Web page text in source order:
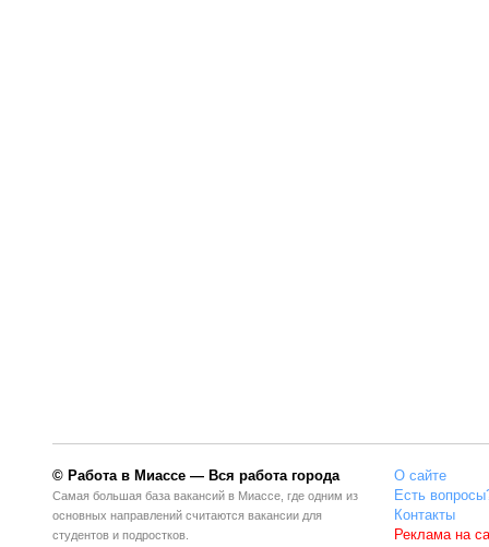
© Работа в Миассе — Вся работа города
Самая большая база вакансий в Миассе, где одним из
основных направлений считаются вакансии для
студентов и подростков.
О сайте
Есть
Контакты
Реклама на